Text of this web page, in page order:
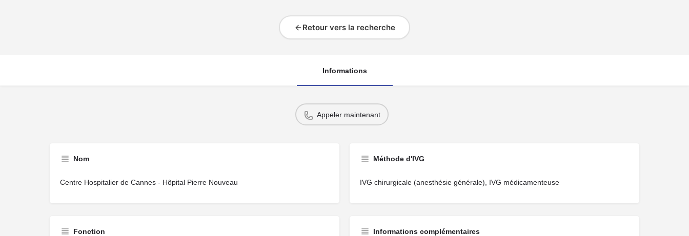
Retour vers la recherche
Informations
Appeler maintenant
Nom
Centre Hospitalier de Cannes - Hôpital Pierre Nouveau
Fonction
Méthode d'IVG
IVG chirurgicale (anesthésie générale), IVG médicamenteuse
Informations complémentaires